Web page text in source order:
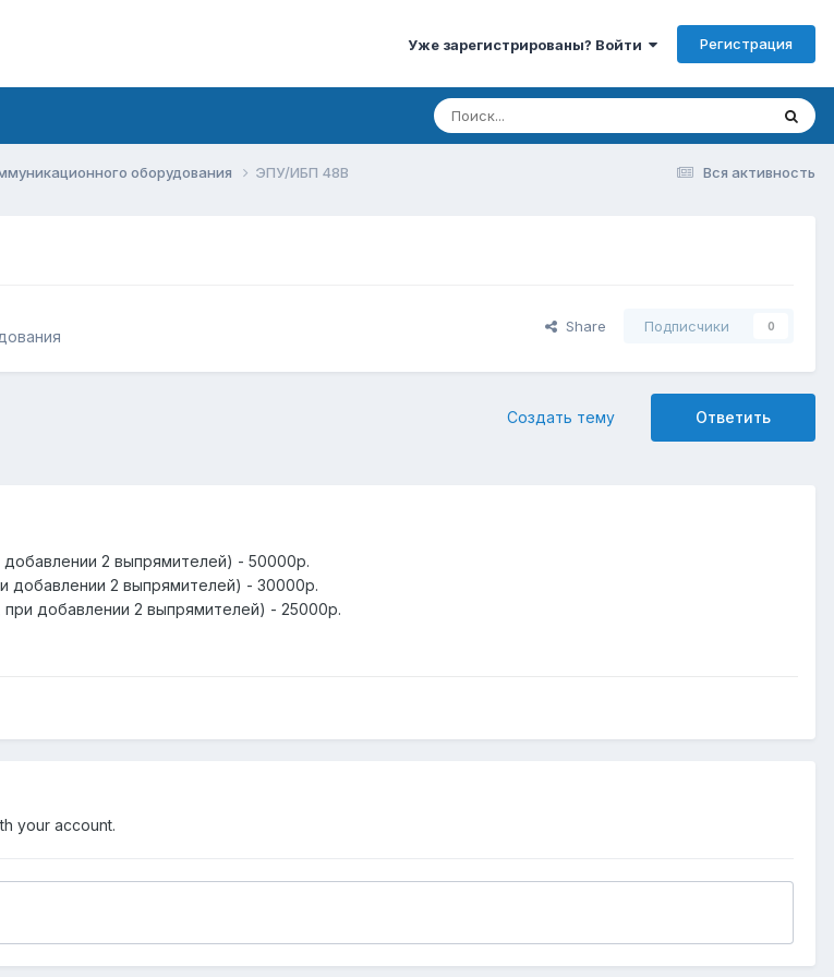
Уже зарегистрированы? Войти Регистрация
Вся активность
оборудования ЭПУ/ИБП 48В
Share Подписчики 0
Ответить
Создать тему
2 выпрямителей) - 50000р.
2 выпрямителей) - 30000р.
добавлении 2 выпрямителей) - 25000р.
your account.